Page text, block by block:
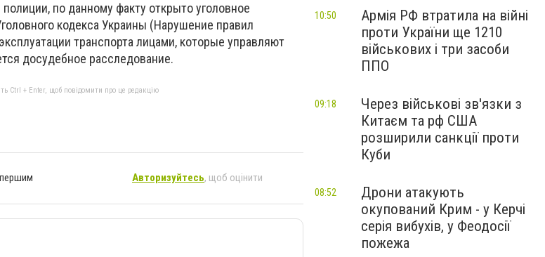
по данному факту открыто уголовное
кодекса Украины (Нарушение правил
транспорта лицами, которые управляют
досудебное расследование.
Ctrl + Enter, щоб повідомити про це редакцію
першим Авторизуйтесь, щоб оцінити
Армія РФ втратила на війні
проти України ще 1210
військових і три засоби
ППО
10:50
Через військові зв'язки з
Китаєм та рф США
розширили санкції проти
Куби
09:18
Дрони атакують
окупований Крим - у Керчі
серія вибухів, у Феодосії
пожежа
08:52